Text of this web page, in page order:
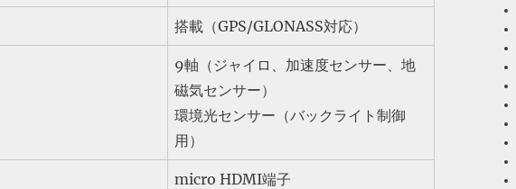
搭載（GPS/GLONASS対応）
9軸（ジャイロ、加速度センサー、地
磁気センサー）
環境光センサー（バックライト制御
用）
micro HDMI端子